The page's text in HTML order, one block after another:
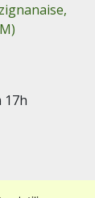
17h